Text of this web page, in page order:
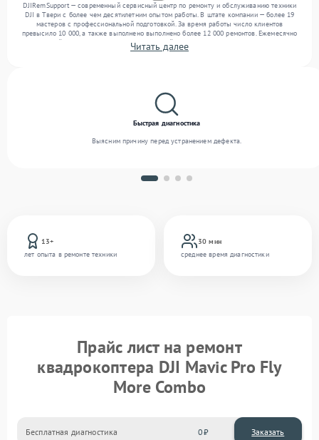
DJIRemSupport — современный сервисный центр по ремонту и обслуживанию техники
DJI в Твери с более чем десятилетним опытом работы. В штате компании — более 19
мастеров с профессиональной подготовкой. За время работы число клиентов
превысило 10 000, а также выполнено выполнено более 12 000 ремонтов. Ежемесячно
в сервисный центр поступает более 300 устройств, включая , , . Мы беремся за задачи
любой сложности и обеспечиваем надежный результат благодаря отлаженным
Читать далее
13+
лет опыта в ремонте техники
30 мин
среднее время диагностики
Быстрая диагностика
Выясним причину перед устранением дефекта.
Прайс лист на ремонт
квадрокоптера DJI Mavic Pro Fly
More Combo
Бесплатная диагностика 0 Заказать